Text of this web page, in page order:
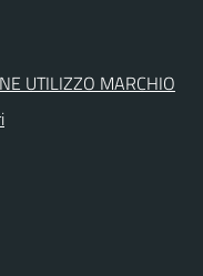
UTILIZZO MARCHIO